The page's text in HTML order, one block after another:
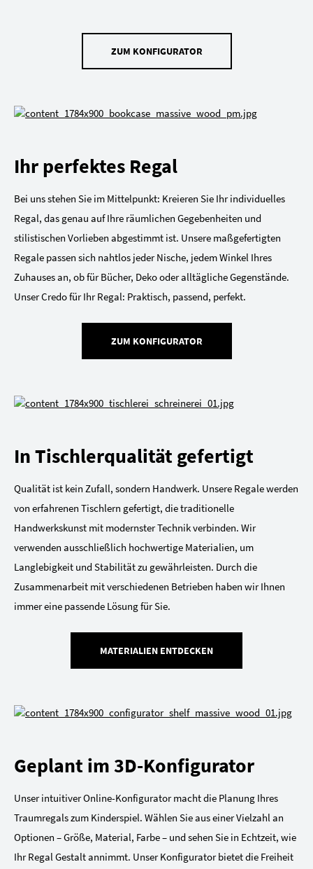
ZUM KONFIGURATOR
Ihr perfektes Regal
Bei uns stehen Sie im Mittelpunkt: Kreieren Sie Ihr individuelles
Regal, das genau auf Ihre räumlichen Gegebenheiten und
stilistischen Vorlieben abgestimmt ist. Unsere maßgefertigten
Regale passen sich nahtlos jeder Nische, jedem Winkel Ihres
Zuhauses an, ob für Bücher, Deko oder alltägliche Gegenstände.
Unser Credo für Ihr Regal: Praktisch, passend, perfekt.
ZUM KONFIGURATOR
In Tischlerqualität gefertigt
Qualität ist kein Zufall, sondern Handwerk. Unsere Regale werden
von erfahrenen Tischlern gefertigt, die traditionelle
Handwerkskunst mit modernster Technik verbinden. Wir
verwenden ausschließlich hochwertige Materialien, um
Langlebigkeit und Stabilität zu gewährleisten. Durch die
Zusammenarbeit mit verschiedenen Betrieben haben wir Ihnen
immer eine passende Lösung für Sie.
MATERIALIEN ENTDECKEN
Geplant im 3D-Konfigurator
Unser intuitiver Online-Konfigurator macht die Planung Ihres
Traumregals zum Kinderspiel. Wählen Sie aus einer Vielzahl an
Optionen – Größe, Material, Farbe – und sehen Sie in Echtzeit, wie
Ihr Regal Gestalt annimmt. Unser Konfigurator bietet die Freiheit